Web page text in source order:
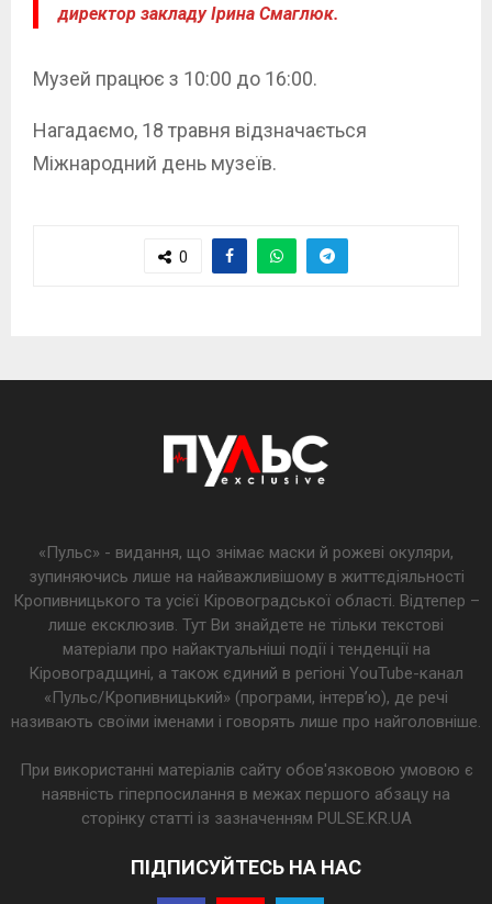
директор закладу Ірина Смаглюк.
Музей працює з 10:00 до 16:00.
Нагадаємо, 18 травня відзначається
Міжнародний день музеїв.
0
«Пульс» - видання, що знімає маски й рожеві окуляри,
зупиняючись лише на найважливішому в життєдіяльності
Кропивницького та усієї Кіровоградської області. Відтепер –
лише ексклюзив. Тут Ви знайдете не тільки текстові
матеріали про найактуальніші події і тенденції на
Кіровоградщині, а також єдиний в регіоні YouTube-канал
«Пульс/Кропивницький» (програми, інтерв’ю), де речі
називають своїми іменами і говорять лише про найголовніше.
При використанні матеріалів сайту обов'язковою умовою є
наявність гіперпосилання в межах першого абзацу на
сторінку статті із зазначенням PULSE.KR.UA
ПІДПИСУЙТЕСЬ НА НАС